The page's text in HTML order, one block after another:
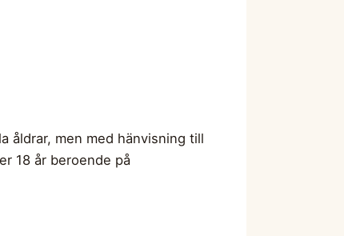
åldrar, men med hänvisning till
18 år beroende på